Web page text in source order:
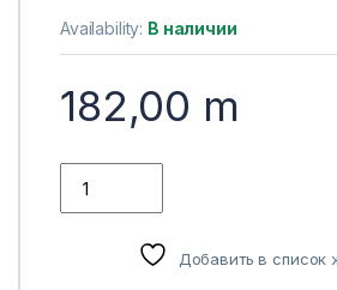
Availability: В наличии
182,00 m
Добавить в список